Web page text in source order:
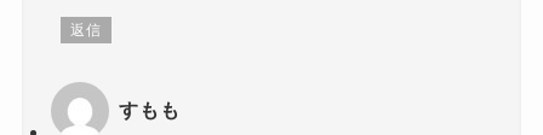
返信
すもも